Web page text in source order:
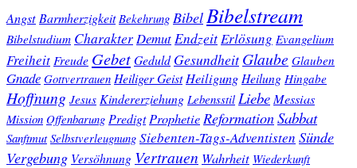
Angst Barmherzigkeit Bekehrung Bibel Bibelstream
Bibelstudium Charakter Demut EndzeitErlösung Evangelium
Freiheit Freude GebetGeduld Gesundheit Glaube Glauben
Gnade Gottvertrauen Heiliger Geist Heiligung Heilung Hingabe
Hoffnung Jesus Kindererziehung Lebensstil Liebe Messias
Mission Offenbarung Predigt Prophetie ReformationSabbat
Sanftmut Selbstverleugnung Siebenten-Tags-Adventisten Sünde
Vergebung Versöhnung Vertrauen Wahrheit Wiederkunft